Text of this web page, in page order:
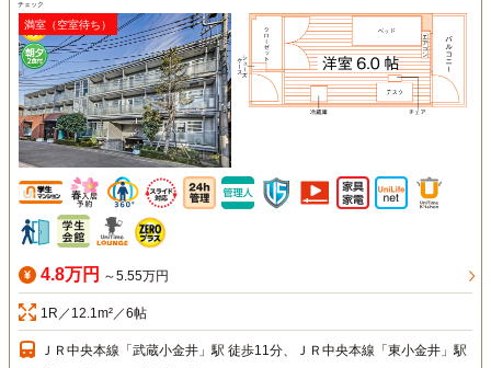
チェック
満室（空室待ち）
4.8万円 ～5.55万円
1R／12.1m²／6帖
ＪＲ中央本線「武蔵小金井」駅 徒歩11分、ＪＲ中央本線「東小金井」駅